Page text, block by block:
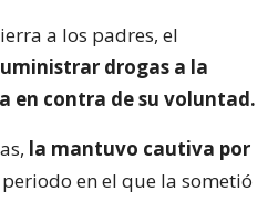
a los padres, el
drogas a la
en contra de su voluntad.
la mantuvo cautiva por
periodo en el que la sometió